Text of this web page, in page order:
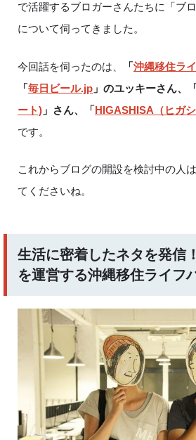
で活躍するブロガーさんたちに「ブ
について伺ってきました。
今回話を伺ったのは、 「沖縄移住ラ
「毎日ビール.jp 」のユッキーさん、
ート) 」さん、「HIGASHISA（ヒガシ
です。
これからブログの開設を検討中の人
てくださいね。
生活に密着したネタを発信
を運営する沖縄移住ライフ